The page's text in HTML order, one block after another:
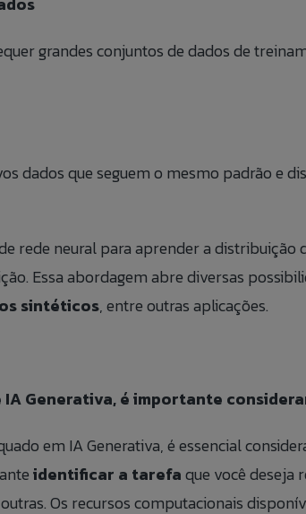
grandes conjuntos de dados de
dados que seguem o mesmo padrão e
rede neural para aprender a
Essa abordagem abre diversas
sintéticos, entre outras aplicações.
Generativa, é importante
em IA Generativa, é essencial
identificar a tarefaque você deseja
Os recursos computacionais